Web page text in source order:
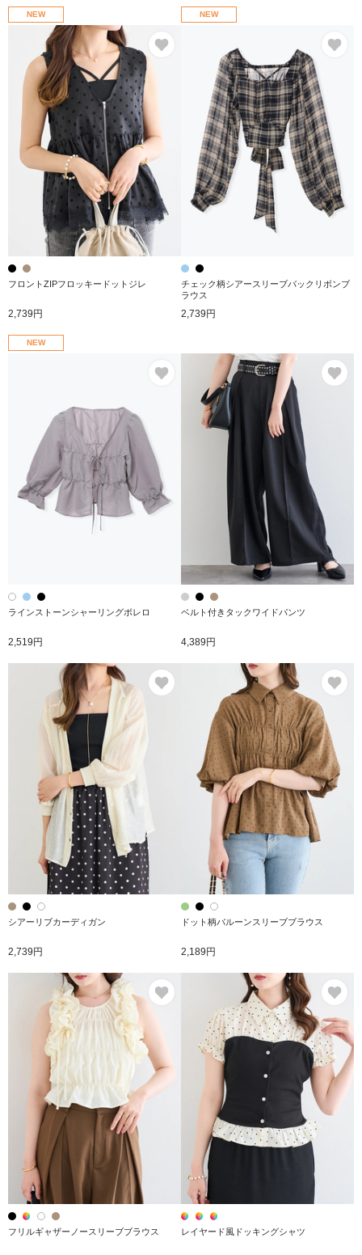
NEW
フロントZIPフロッキードットジレ
2,739円
NEW
チェック柄シアースリーブバックリボンブ
ラウス
2,739円
NEW
お気に入り
ラインストーンシャーリングボレロ
2,519円
ベルト付きタックワイドパンツ
4,389円
シアーリブカーディガン
2,739円
ドット柄バルーンスリーブブラウス
2,189円
フリルギャザーノースリーブブラウス レイヤード風ドッキングシャツ